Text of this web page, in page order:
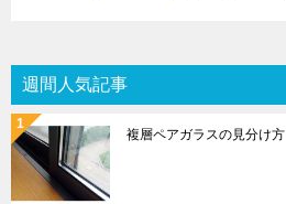
週間人気記事
複層ペアガラスの見分け方